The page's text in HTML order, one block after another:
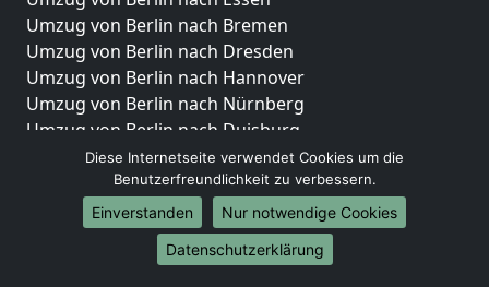
Umzug von Berlin nach Bremen
Umzug von Berlin nach Dresden
Umzug von Berlin nach Hannover
Umzug von Berlin nach Nürnberg
Umzug von Berlin nach Duisburg
Umzug von Berlin nach Bochum
Umzug von Berlin nach Wuppertal
Umzug von Berlin nach Bielefeld
Umzug von Berlin nach Bonn
Umzug von Berlin nach Münster
Diese Internetseite verwendet Cookies um die
Benutzerfreundlichkeit zu verbessern.
Einverstanden
Nur notwendige Cookies
Datenschutzerklärung